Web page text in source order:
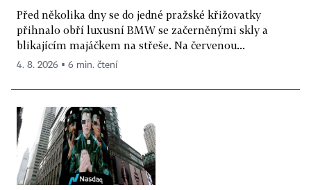
Před několika dny se do jedné pražské křižovatky
přihnalo obří luxusní BMW se začerněnými skly a
blikajícím majáčkem na střeše. Na červenou...
4. 8. 2026 ▪ 6 min. čtení